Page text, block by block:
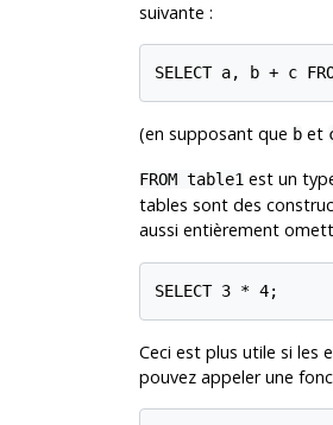
suivante :
SELECT a, b + c
(en supposant que bet
FROM table1est un
tables sont des
aussi entièrement
SELECT 3 * 4;
Ceci est plus utile si les
pouvez appeler une